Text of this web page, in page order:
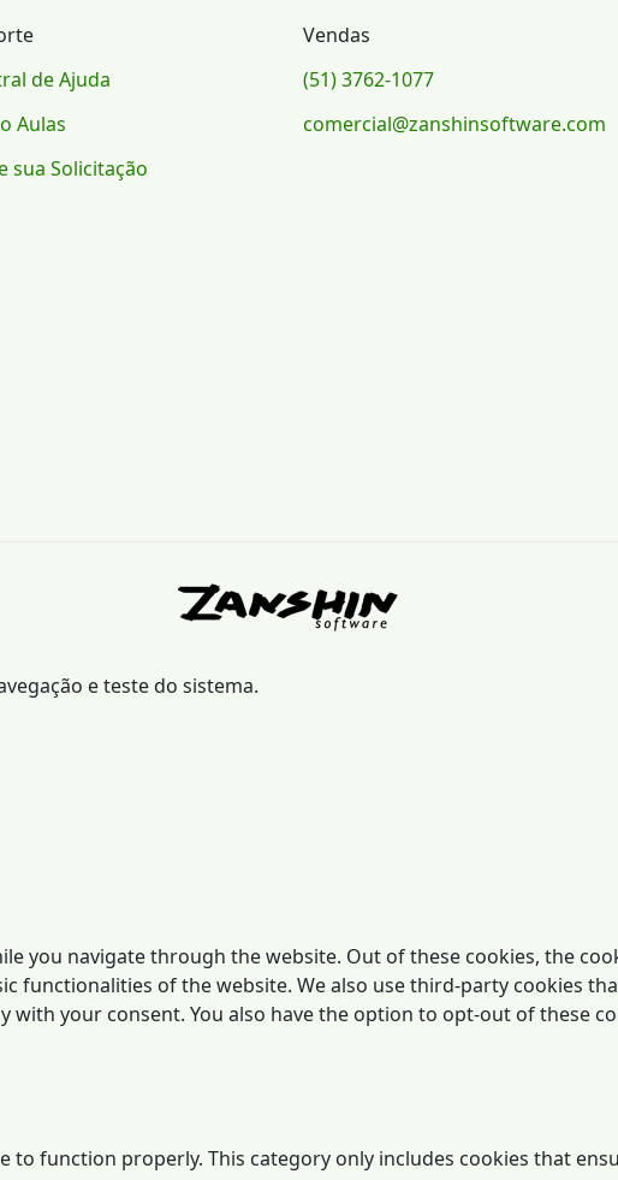
de Ajuda
Aulas
sua Solicitação
Vendas
(51) 3762-1077
comercial@zanshinsoftware.com
e teste do sistema.
you navigate through the website. Out of these cookies, the
functionalities of the website. We also use third-party cookies
with your consent. You also have the option to opt-out of these
to function properly. This category only includes cookies that